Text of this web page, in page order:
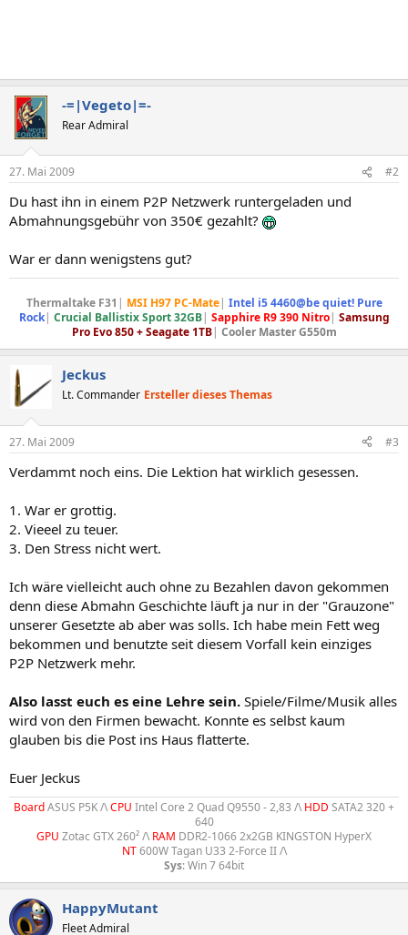
-=|Vegeto|=-
Rear Admiral
27. Mai 2009 #2
Du hast ihn in einem P2P Netzwerk runtergeladen und
Abmahnungsgebühr von 350€ gezahlt?
War er dann wenigstens gut?
Thermaltake F31 | MSI H97 PC-Mate| Intel i5 4460@be quiet! Pure
Rock| Crucial Ballistix Sport 32GB| Sapphire R9 390 Nitro| Samsung
Pro Evo 850 + Seagate 1TB| Cooler Master G550m
Jeckus
Lt. Commander Ersteller dieses Themas
27. Mai 2009 #3
Verdammt noch eins. Die Lektion hat wirklich gesessen.
1. War er grottig.
2. Vieeel zu teuer.
3. Den Stress nicht wert.
Ich wäre vielleicht auch ohne zu Bezahlen davon gekommen
denn diese Abmahn Geschichte läuft ja nur in der "Grauzone"
unserer Gesetzte ab aber was solls. Ich habe mein Fett weg
bekommen und benutzte seit diesem Vorfall kein einziges
P2P Netzwerk mehr.
Also lasst euch es eine Lehre sein. Spiele/Filme/Musik alles
wird von den Firmen bewacht. Konnte es selbst kaum
glauben bis die Post ins Haus flatterte.
Euer Jeckus
BoardASUS P5K /\CPU Intel Core 2 Quad Q9550 - 2,83 /\ HDD SATA2 320 +
640
GPU Zotac GTX 260² /\ RAM DDR2-1066 2x2GB KINGSTON HyperX
NT600W Tagan U33 2-Force II /\
Sys: Win 7 64bit​
HappyMutant
Fleet Admiral